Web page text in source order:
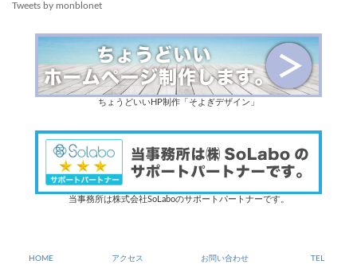
Tweets by monblonet
ちょうどいいHP制作「そよぎデザイン」
当事務所は株式会社SoLaboのサポートパートナーです。
HOME アクセス お問い合わせ TEL